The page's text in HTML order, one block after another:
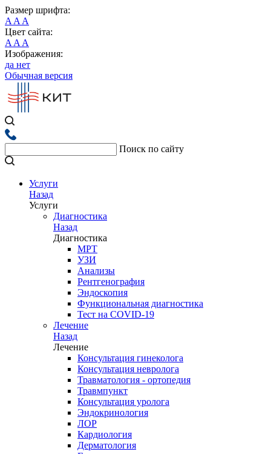
Размер шрифта:
A A A
Цвет сайта:
A A A
Изображения:
да нет
Обычная версия
Поиск по сайту
Услуги
Назад
Услуги
Диагностика
Назад
Диагностика
МРТ
УЗИ
Анализы
Рентгенография
Эндоскопия
Функциональная диагностика
Тест на COVID-19
Лечение
Назад
Лечение
Консультация гинеколога
Консультация невролога
Травматология - ортопедия
Травмпункт
Консультация уролога
Эндокринология
ЛОР
Кардиология
Дерматология